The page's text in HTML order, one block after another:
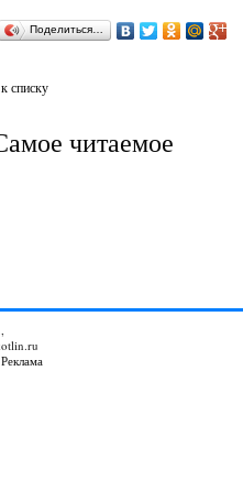
Поделиться…
списку
читаемое
Реклама